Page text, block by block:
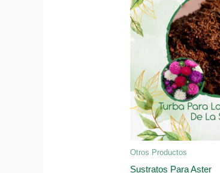
Otros Productos
Sustratos Para Aster